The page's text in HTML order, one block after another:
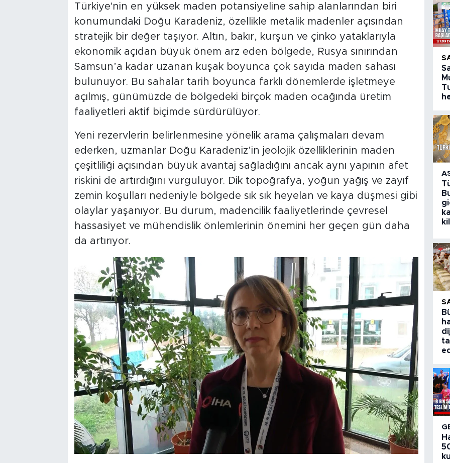
Türkiye'nin en yüksek maden potansiyeline sahip alanlarından biri
konumundaki Doğu Karadeniz, özellikle metalik madenler açısından
stratejik bir değer taşıyor. Altın, bakır, kurşun ve çinko yataklarıyla
ekonomik açıdan büyük önem arz eden bölgede, Rusya sınırından
Samsun’a kadar uzanan kuşak boyunca çok sayıda maden sahası
bulunuyor. Bu sahalar tarih boyunca farklı dönemlerde işletmeye
açılmış, günümüzde de bölgedeki birçok maden ocağında üretim
faaliyetleri aktif biçimde sürdürülüyor.
Yeni rezervlerin belirlenmesine yönelik arama çalışmaları devam
ederken, uzmanlar Doğu Karadeniz’in jeolojik özelliklerinin maden
çeşitliliği açısından büyük avantaj sağladığını ancak aynı yapının afet
riskini de artırdığını vurguluyor. Dik topoğrafya, yoğun yağış ve zayıf
zemin koşulları nedeniyle bölgede sık sık heyelan ve kaya düşmesi gibi
olaylar yaşanıyor. Bu durum, madencilik faaliyetlerinde çevresel
hassasiyet ve mühendislik önlemlerinin önemini her geçen gün daha
da artırıyor.